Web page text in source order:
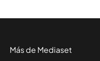
Más de Mediaset